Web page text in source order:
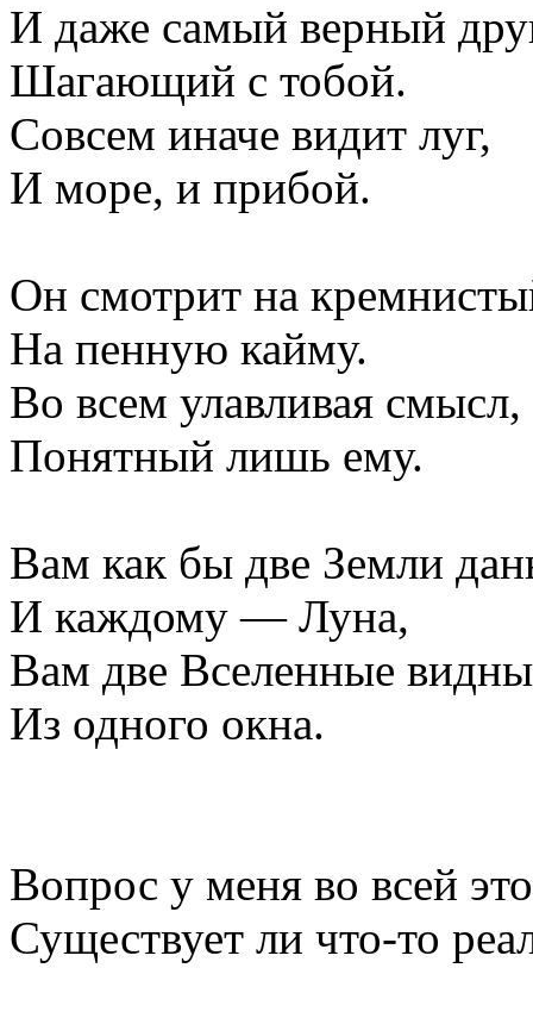
И даже самый верный
Шагающий с тобой.
Совсем иначе видит луг,
И море, и прибой.
Он смотрит на
На пенную кайму.
Во всем улавливая смысл,
Понятный лишь ему.
Вам как бы две Земли
И каждому — Луна,
Вам две Вселенные видны
Из одного окна.
Вопрос у меня во всей
Существует ли что-то